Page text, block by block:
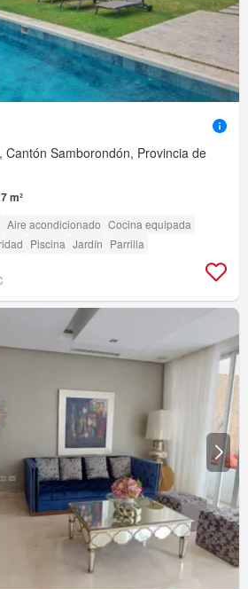
Cantón Samborondón, Provincia de
m²
Aire acondicionado Cocina equipada
Piscina Jardín Parrilla